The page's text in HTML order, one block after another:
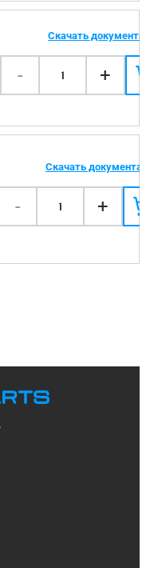
Скачать
- 1 +
Скачать
- 1 +